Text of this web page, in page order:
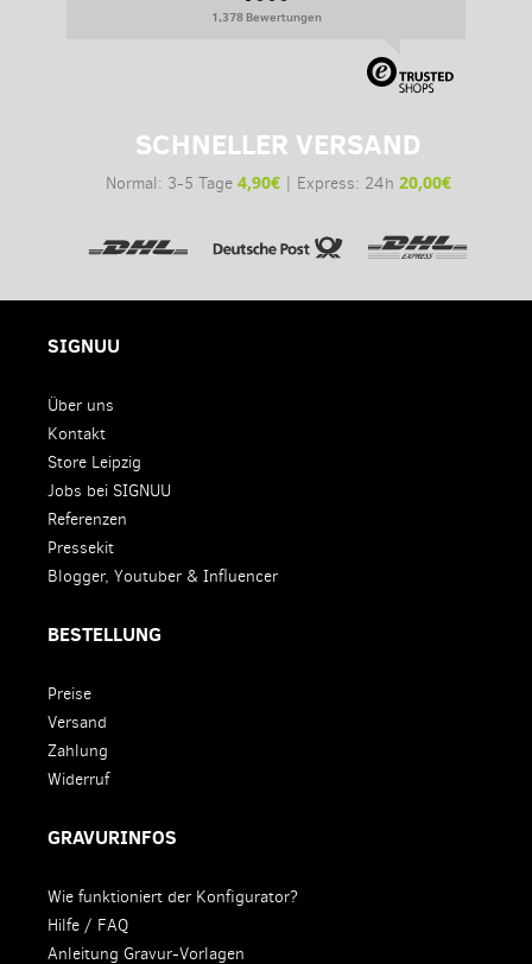
1,378 Bewertungen
SCHNELLER VERSAND
Normal: 3-5 Tage 4,90€| Express: 24h 20,00€
SIGNUU
Über uns
Kontakt
Store Leipzig
Jobs bei SIGNUU
Referenzen
Pressekit
Blogger, Youtuber & Influencer
BESTELLUNG
Preise
Versand
Zahlung
Widerruf
GRAVURINFOS
Wie funktioniert der Konfigurator?
Hilfe / FAQ
Anleitung Gravur-Vorlagen